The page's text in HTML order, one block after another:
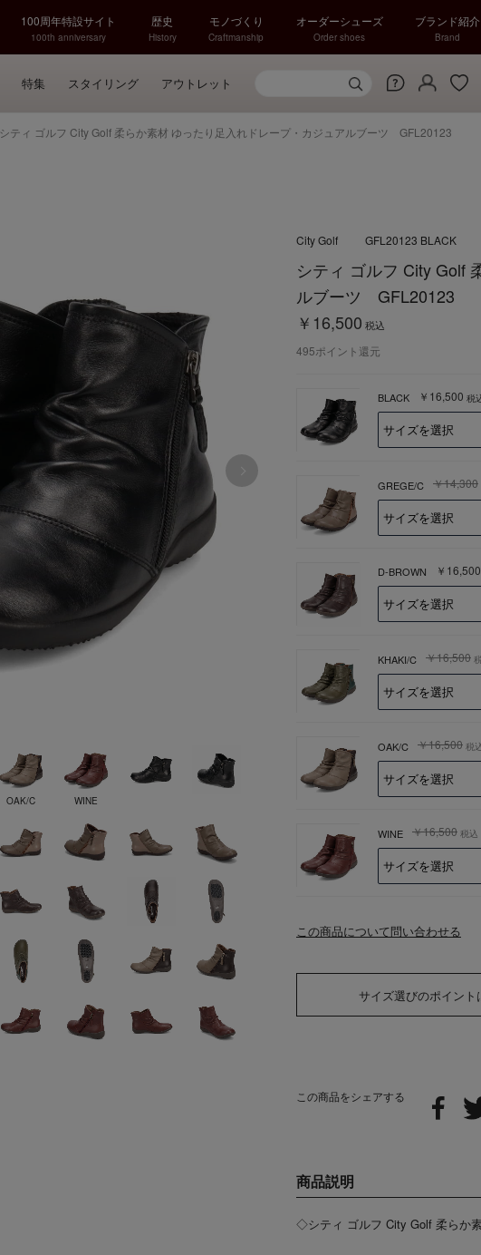
100周年特設サイト
100th anniversary
歴史
History
モノづくり
Craftmanship
オーダーシューズ
Order shoes
ブランド紹介
Brand
特集 スタイリング アウトレット
シティ ゴルフ City Golf 柔らか素材 ゆったり足入れドレープ・カジュアルブーツ GFL20123
OAK/C WINE
この商品をシェアする
シティ ゴルフ City Golf
ルブーツ GFL20123
￥16,500 税込
BLACK ￥16,500 税
GREGE/C ￥14,300
D-BROWN ￥16,500
KHAKI/C ￥16,500
OAK/C ￥16,500 税
WINE ￥16,500 税込
City Golf GFL20123 BLACK
495ポイント還元
商品説明
◇シティ ゴルフ City Golf 柔らか
この商品について問い合わせる
サイズ選びのポイント